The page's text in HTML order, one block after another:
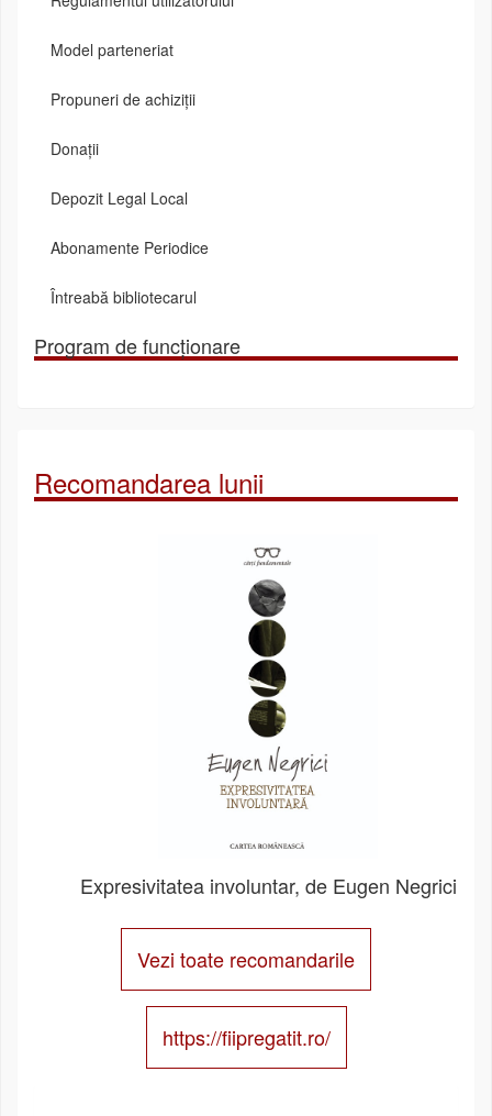
Model parteneriat
Propuneri de achiziții
Donații
Depozit Legal Local
Abonamente Periodice
Întreabă bibliotecarul
Program de funcționare
Recomandarea lunii
Expresivitatea involuntar, de Eugen Negrici
Vezi toate recomandarile
https://fiipregatit.ro/